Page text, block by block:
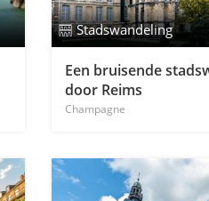
Stadswandeling
Een bruisende
door Reims
Champagne